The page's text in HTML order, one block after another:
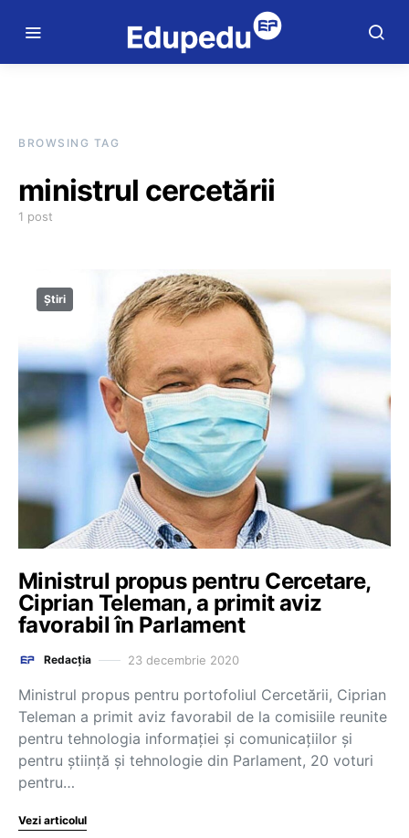
BROWSING TAG
ministrul cercetării
1 post
Știri
Ministrul propus pentru Cercetare,
Ciprian Teleman, a primit aviz
favorabil în Parlament
Redacția 23 decembrie 2020
Ministrul propus pentru portofoliul Cercetării, Ciprian
Teleman a primit aviz favorabil de la comisiile reunite
pentru tehnologia informației și comunicațiilor și
pentru știință și tehnologie din Parlament, 20 voturi
pentru…
Vezi articolul